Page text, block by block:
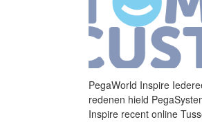
PegaWorld Inspire
redenen hield
Inspire recent online